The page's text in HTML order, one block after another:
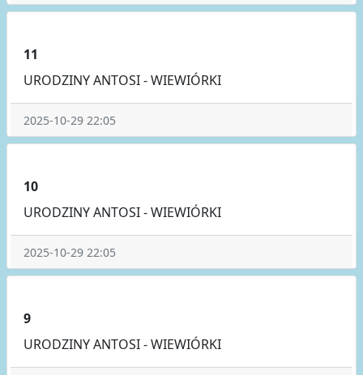
11
URODZINY ANTOSI - WIEWIÓRKI
2025-10-29 22:05
10
URODZINY ANTOSI - WIEWIÓRKI
2025-10-29 22:05
9
URODZINY ANTOSI - WIEWIÓRKI